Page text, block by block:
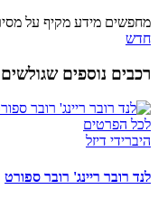
מחפשים מידע מקיף על
חדש
רכבים נוספים
לכל הפרטים
היברידי דיזל
לנד רובר ריינג' רובר ספורט